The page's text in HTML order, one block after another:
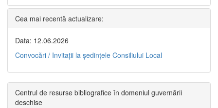
Cea mai recentă actualizare:
Data: 12.06.2026
Convocări / Invitaţii la şedinţele Consiliului Local
Centrul de resurse bibliografice în domeniul guvernării
deschise